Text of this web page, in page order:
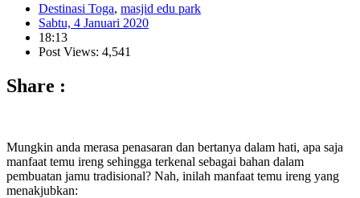
Destinasi Toga, masjid edu park
Sabtu, 4 Januari 2020
18:13
Post Views: 4,541
Share :
Mungkin anda merasa penasaran dan bertanya dalam hati, apa saja
manfaat temu ireng sehingga terkenal sebagai bahan dalam
pembuatan jamu tradisional? Nah, inilah manfaat temu ireng yang
menakjubkan: